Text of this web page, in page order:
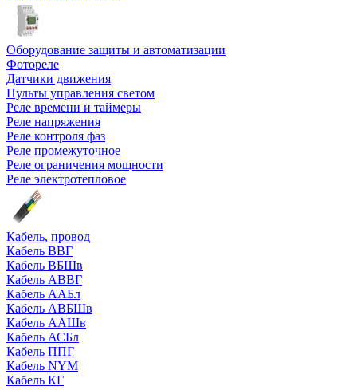
Оборудование защиты и автоматизации
Фотореле
Датчики движения
Пульты управления светом
Реле времени и таймеры
Реле напряжения
Реле контроля фаз
Реле промежуточное
Реле ограничения мощности
Реле электротепловое
Кабель, провод
Кабель ВВГ
Кабель ВБШв
Кабель АВВГ
Кабель ААБл
Кабель АВБШв
Кабель ААШв
Кабель АСБл
Кабель ППГ
Кабель NYM
Кабель КГ